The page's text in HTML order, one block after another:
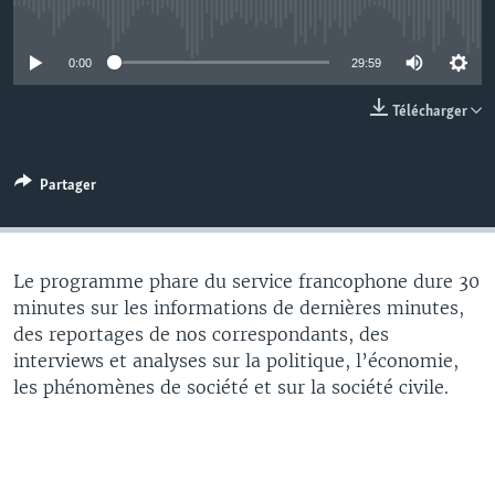
0:00 29:59
Télécharger
Partager
Le programme phare du service francophone dure 30
minutes sur les informations de dernières minutes,
des reportages de nos correspondants, des
interviews et analyses sur la politique, l’économie,
les phénomènes de société et sur la société civile.